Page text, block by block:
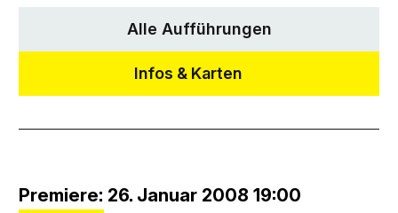
Alle Aufführungen
Infos & Karten
Premiere: 26. Januar 2008 19:00